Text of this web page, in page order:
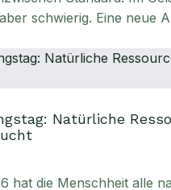
schwierig. Eine neue
Natürliche
hat die Menschheit alle